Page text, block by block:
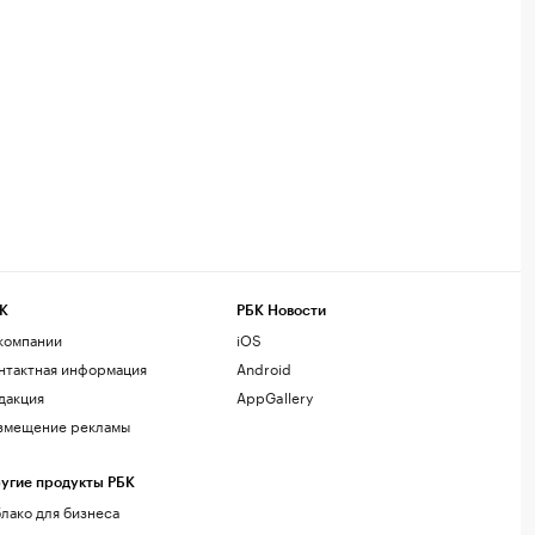
информация
рекламы
продукты РБК
для бизнеса
РБК Новости
iOS
Android
AppGallery